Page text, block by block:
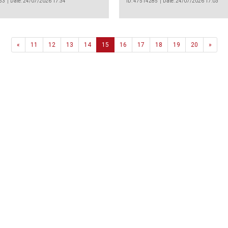
«Previous
11 12 13 14 15 16 17 18 19 20 »Next